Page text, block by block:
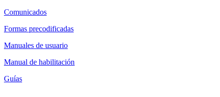
Comunicados
Formas precodificadas
Manuales de usuario
Manual de habilitación
Guías